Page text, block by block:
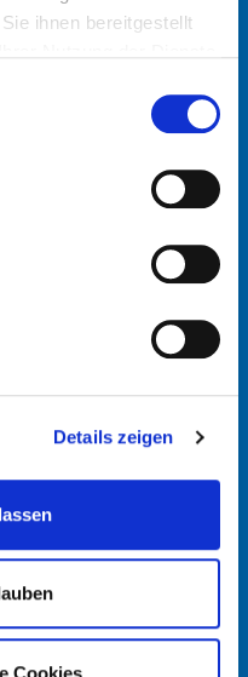
ihnen bereitgestellt
Details zeigen
Cookies